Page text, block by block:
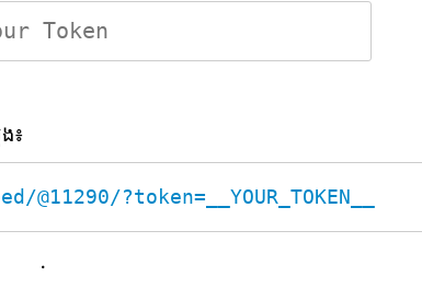
៖
?token=__YOUR_TOKEN__
.